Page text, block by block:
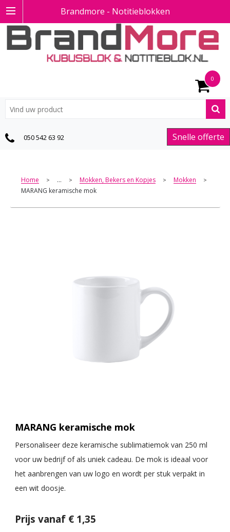
Brandmore - Notitieblokken
0
Snelle offerte
050 542 63 92
Home > ... > Mokken, Bekers en Kopjes > Mokken >
MARANG keramische mok
MARANG keramische mok
Personaliseer deze keramische sublimatiemok van 250 ml
voor uw bedrijf of als uniek cadeau. De mok is ideaal voor
het aanbrengen van uw logo en wordt per stuk verpakt in
een wit doosje.
Prijs vanaf € 1,35